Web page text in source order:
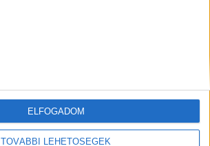
TOVÁBBI LEHETŐSÉGEK
ELFOGADOM